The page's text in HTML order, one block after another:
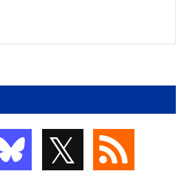
𝕏